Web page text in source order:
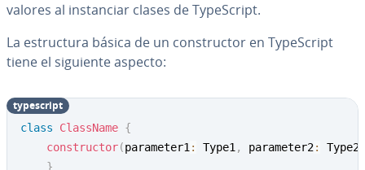
valores al in­s­ta­n­ciar clases de Ty­pe­S­cri­pt.
La es­tru­c­tu­ra básica de un co­n­s­tru­c­tor en Ty­pe­S­cri­pt
tiene el siguiente aspecto:
class ClassName {
constructor(parameter1 : Type1 , parameter2: Type2
}
ty­pe­s­cri­pt